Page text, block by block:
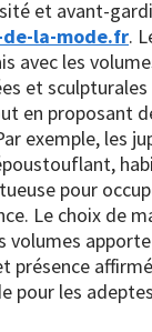
et avant-
la-mode.fr.
avec les
et
en proposant
exemple, les
pour
Le choix de
volumes
présence
pour les